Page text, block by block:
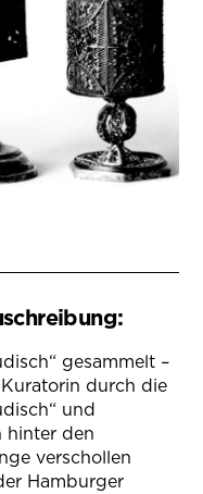
gesammelt –
durch die
und
hinter den
verschollen
Hamburger